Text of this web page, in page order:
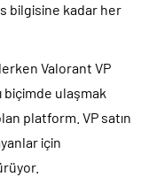
bilgisine kadar her
Valorant VP
biçimde ulaşmak
platform. VP satın
için